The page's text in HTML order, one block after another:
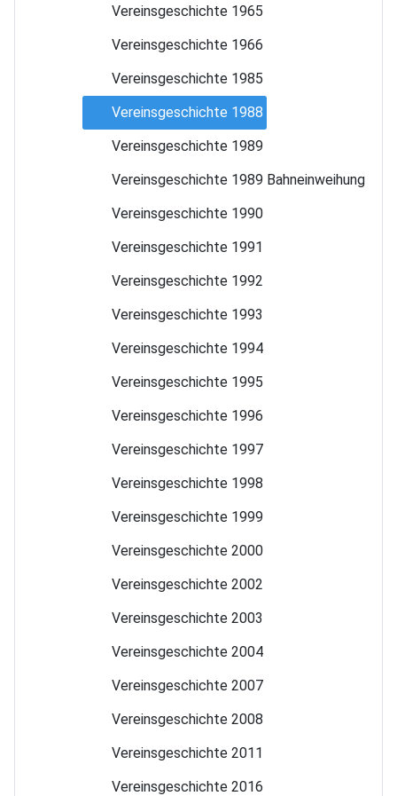
Vereinsgeschichte 1965
Vereinsgeschichte 1966
Vereinsgeschichte 1985
Vereinsgeschichte 1988
Vereinsgeschichte 1989
Vereinsgeschichte 1989 Bahneinweihung
Vereinsgeschichte 1990
Vereinsgeschichte 1991
Vereinsgeschichte 1992
Vereinsgeschichte 1993
Vereinsgeschichte 1994
Vereinsgeschichte 1995
Vereinsgeschichte 1996
Vereinsgeschichte 1997
Vereinsgeschichte 1998
Vereinsgeschichte 1999
Vereinsgeschichte 2000
Vereinsgeschichte 2002
Vereinsgeschichte 2003
Vereinsgeschichte 2004
Vereinsgeschichte 2007
Vereinsgeschichte 2008
Vereinsgeschichte 2011
Vereinsgeschichte 2016